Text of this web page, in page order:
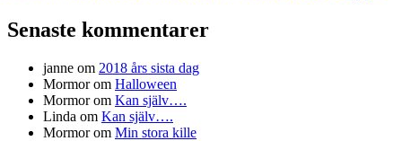
Senaste kommentarer
janne om 2018 års sista dag
Mormorom Halloween
Mormorom Kan själv….
Linda om Kan själv….
Mormorom Min stora kille